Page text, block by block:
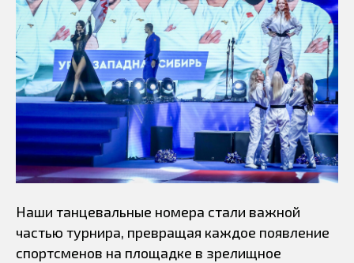
Наши танцевальные номера стали важной
частью турнира, превращая каждое появление
спортсменов на площадке в зрелищное